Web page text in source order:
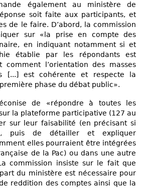
également au ministère de
soit faite aux participants, et
de le faire. D’abord, la commission
sur «la prise en compte des
en indiquant notamment si et
établie par les répondants est
comment l’orientation des masses
[...] est cohérente et respecte la
phase du débat public».
de «répondre à toutes les
la plateforme participative (127 au
sur leur faisabilité (en précisant si
puis de détailler et expliquer
elles pourraient être intégrées
de la Pac) ou dans une autre
commission insiste sur le fait que
du ministère est nécessaire pour
reddition des comptes ainsi que la